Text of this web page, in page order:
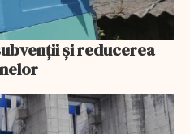
și reducerea